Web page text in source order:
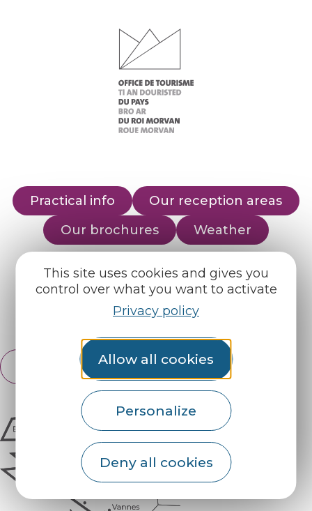
This site uses cookies and gives you
control over what you want to activate
Privacy policy
Allow all cookies
Personalize
Deny all cookies
Practical info
Our reception areas
Our brochures
Weather
Find us on :
Espace pro Partners
English
Français